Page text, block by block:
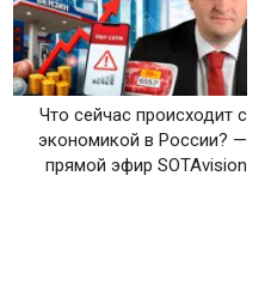
Что сейчас происходит с
экономикой в России? —
прямой эфир SOTAvision